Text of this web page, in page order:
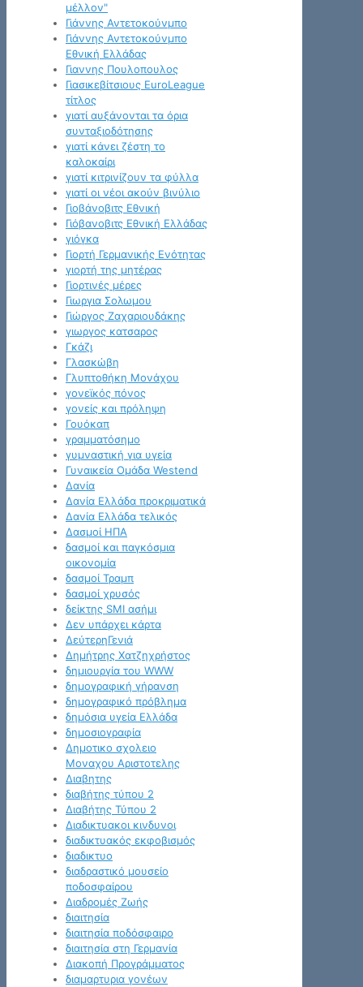
μέλλον"
Γιάννης Αντετοκούνμπο
Γιάννης Αντετοκούνμπο
Εθνική Ελλάδας
Γιαννης Πουλοπουλος
Γιασικεβίτσιους EuroLeague
τίτλος
γιατί αυξάνονται τα όρια
συνταξιοδότησης
γιατί κάνει ζέστη το
καλοκαίρι
γιατί κιτρινίζουν τα φύλλα
γιατί οι νέοι ακούν βινύλιο
Γιοβάνοβιτς Εθνική
Γιόβανοβιτς Εθνική Ελλάδας
γιόγκα
Γιορτή Γερμανικής Ενότητας
γιορτή της μητέρας
Γιορτινές μέρες
Γιωργια Σολωμου
Γιώργος Ζαχαριουδάκης
γιωργος κατσαρος
Γκάζι
Γλασκώβη
Γλυπτοθήκη Μονάχου
γονεϊκός πόνος
γονείς και πρόληψη
Γουόκαπ
γραμματόσημο
γυμναστική για υγεία
Γυναικεία Ομάδα Westend
Δανία
Δανία Ελλάδα προκριματικά
Δανία Ελλάδα τελικός
Δασμοί ΗΠΑ
δασμοί και παγκόσμια
οικονομία
δασμοί Τραμπ
δασμοί χρυσός
δείκτης SMI ασήμι
Δεν υπάρχει κάρτα
ΔεύτερηΓενιά
Δημήτρης Χατζηχρήστος
δημιουργία του WWW
δημογραφική γήρανση
δημογραφικό πρόβλημα
δημόσια υγεία Ελλάδα
δημοσιογραφία
Δημοτικο σχολειο
Μοναχου Αριστοτελης
Διαβητης
διαβήτης τύπου 2
Διαβήτης Τύπου 2
Διαδικτυακοι κινδυνοι
διαδικτυακός εκφοβισμός
διαδικτυο
διαδραστικό μουσείο
ποδοσφαίρου
Διαδρομές Ζωής
διαιτησία
διαιτησία ποδόσφαιρο
διαιτησία στη Γερμανία
Διακοπή Προγράμματος
διαμαρτυρια γονέων